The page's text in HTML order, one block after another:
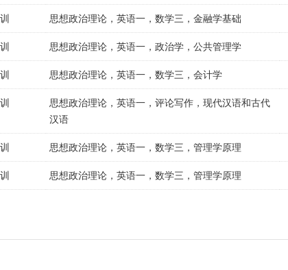
思想政治理论，英语一，数学三，金融学基础
思想政治理论，英语一，政治学，公共管理学
思想政治理论，英语一，数学三，会计学
思想政治理论，英语一，评论写作，现代汉语和古代
汉语
思想政治理论，英语一，数学三，管理学原理
思想政治理论，英语一，数学三，管理学原理